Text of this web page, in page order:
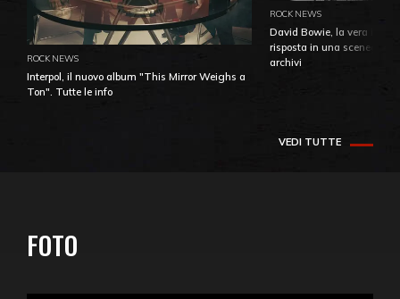
ROCK NEWS
Interpol, il nuovo album "This Mirror Weighs a
Ton". Tutte le info
ROCK NEWS
David Bowie, la vera
risposta in una
archivi
VEDI TUTTE
FOTO